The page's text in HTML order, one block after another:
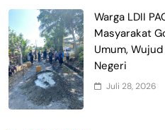
Warga LDII
Masyarakat
Umum,
Negeri
Juli 28, 2026